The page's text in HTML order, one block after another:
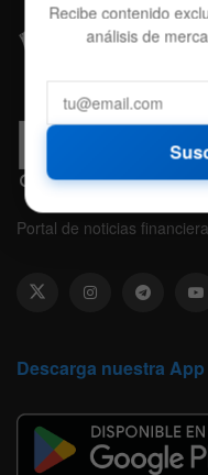
Portal de noticias
Descarga nuestra App
Recibe contenido
análisis de